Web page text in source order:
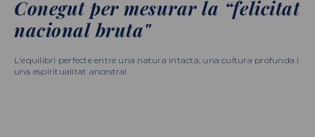
Conegut per mesurar la “felicitat
nacional bruta"
L'equilibri perfecte entre una natura intacta, una cultura profunda i
una espiritualitat ancestral